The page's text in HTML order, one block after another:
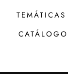
TEMÁTICAS
CATÁLOGO